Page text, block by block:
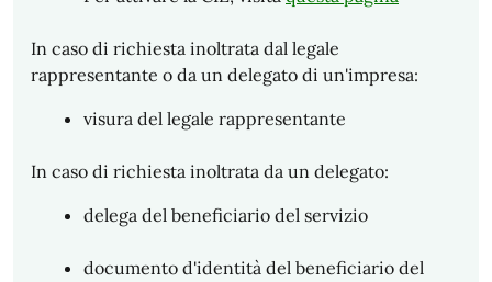
In caso di richiesta inoltrata dal legale
rappresentante o da un delegato di un'impresa:
visura del legale rappresentante
In caso di richiesta inoltrata da un delegato:
delega del beneficiario del servizio
documento d'identità del beneficiario del